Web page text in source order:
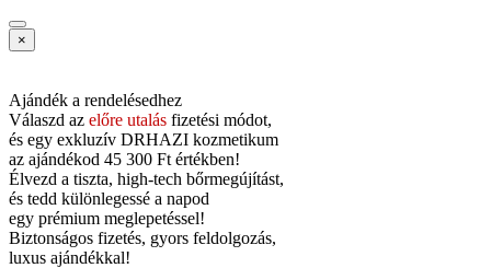
×
Ajándék a rendelésedhez
Válaszd az előre utalás fizetési módot,
és egy exkluzív DRHAZI kozmetikum
az ajándékod 45 300 Ft értékben!
Élvezd a tiszta, high-tech bőrmegújítást,
és tedd különlegessé a napod
egy prémium meglepetéssel!
Biztonságos fizetés, gyors feldolgozás,
luxus ajándékkal!